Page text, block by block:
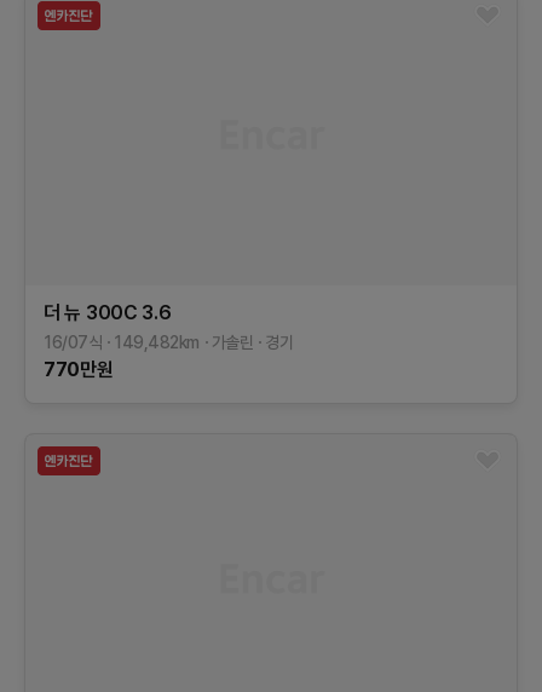
더 뉴 300C 3.6
16/07식 149,482km 가솔린 경기
770만원